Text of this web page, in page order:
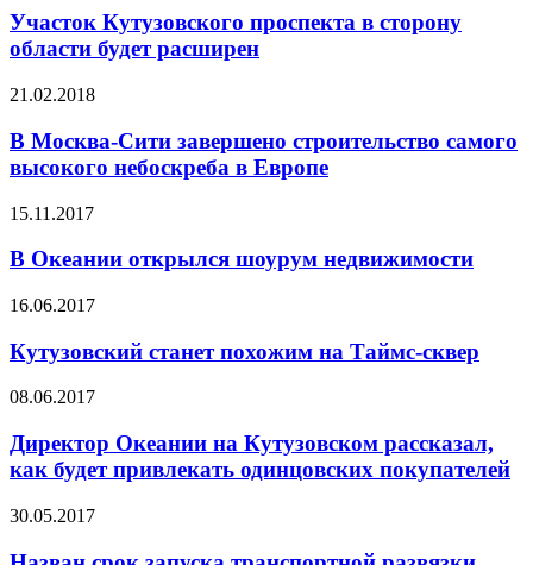
Участок Кутузовского проспекта в сторону
области будет расширен
21.02.2018
В Москва-Сити завершено строительство самого
высокого небоскреба в Европе
15.11.2017
В Океании открылся шоурум недвижимости
16.06.2017
Кутузовский станет похожим на Таймс-сквер
08.06.2017
Директор Океании на Кутузовском рассказал,
как будет привлекать одинцовских покупателей
30.05.2017